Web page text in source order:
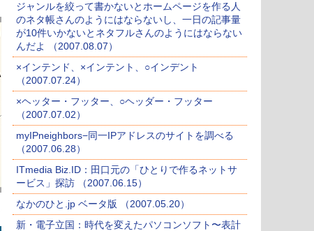
ジャンルを絞って書かないとホームページを作る人
のネタ帳さんのようにはならないし、一日の記事量
が10件いかないとネタフルさんのようにはならない
んだよ （2007.08.07）
×インテンド、×インテント、○インデント
（2007.07.24）
×ヘッター・フッター、○ヘッダー・フッター
（2007.07.02）
myIPneighbors−同一IPアドレスのサイトを調べる
（2007.06.28）
ITmedia Biz.ID：田口元の「ひとりで作るネットサ
ービス」探訪 （2007.06.15）
なかのひと.jp ベータ版 （2007.05.20）
新・電子立国：時代を変えたパソコンソフト〜表計